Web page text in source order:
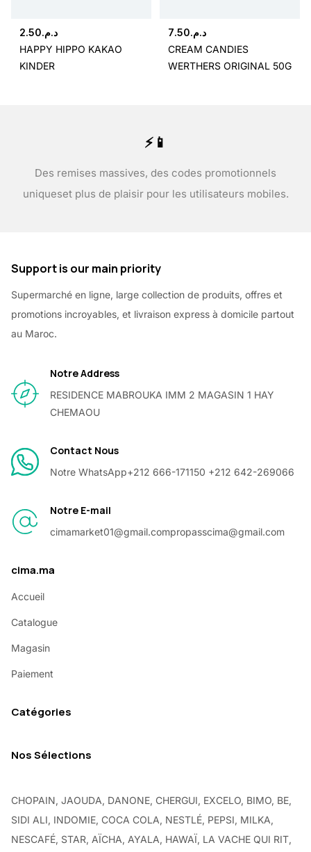
د.م.2.50
HAPPY HIPPO KAKAO
KINDER
د.م.7.50
CREAM CANDIES
WERTHERS ORIGINAL 50G
⚡📱
Des remises massives, des codes promotionnels
uniqueset plus de plaisir pour les utilisateurs mobiles.
Support is our main priority
Supermarché en ligne, large collection de produits, offres et
promotions incroyables, et livraison express à domicile partout
au Maroc.
Notre Address
RESIDENCE MABROUKA IMM 2 MAGASIN 1 HAY
CHEMAOU
Contact Nous
Notre WhatsApp+212 666-171150 +212 642-269066
Notre E-mail
cimamarket01@gmail.compropasscima@gmail.com
cima.ma
Accueil
Catalogue
Magasin
Paiement
Catégories
Nos Sélections
CHOPAIN, JAOUDA, DANONE, CHERGUI, EXCELO, BIMO, BE,
SIDI ALI, INDOMIE, COCA COLA, NESTLÉ, PEPSI, MILKA,
NESCAFÉ, STAR, AÏCHA, AYALA, HAWAÏ, LA VACHE QUI RIT,